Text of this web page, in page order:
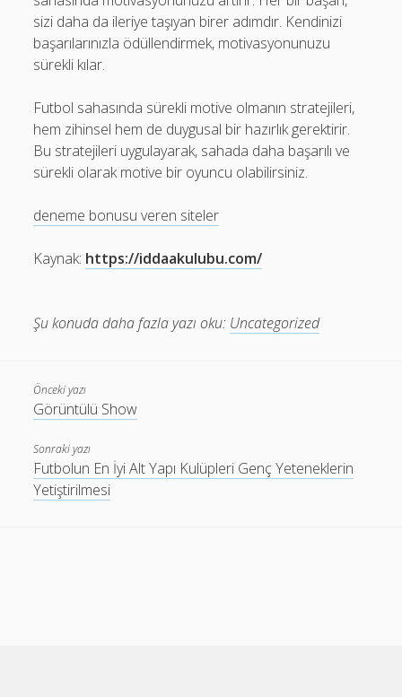
sizi daha da ileriye taşıyan birer adımdır. Kendinizi
başarılarınızla ödüllendirmek, motivasyonunuzu
sürekli kılar.
Futbol sahasında sürekli motive olmanın stratejileri,
hem zihinsel hem de duygusal bir hazırlık gerektirir.
Bu stratejileri uygulayarak, sahada daha başarılı ve
sürekli olarak motive bir oyuncu olabilirsiniz.
deneme bonusu veren siteler
Kaynak: https://iddaakulubu.com/
Şu konuda daha fazla yazı oku: Uncategorized
Önceki yazı
Görüntülü Show
Sonraki yazı
Futbolun En İyi Alt Yapı Kulüpleri Genç Yeteneklerin
Yetiştirilmesi